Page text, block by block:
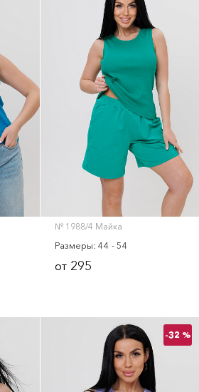
№ 1988/4 Майка
Размеры: 44 - 54
от295
-32 %